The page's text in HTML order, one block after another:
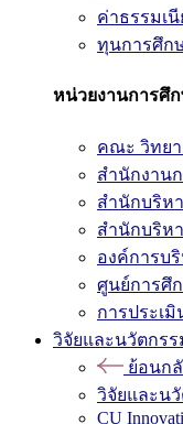
ค่าธรรมเ
ทุนการศึก
หน่วยงานการศึ
คณะ วิทย
สำนักงาน
สำนักบริห
สำนักบริห
องค์การบ
ศูนย์การศึ
การประเ
วิจัยและนวัตกรร
ย้อนก
วิจัยและน
CU